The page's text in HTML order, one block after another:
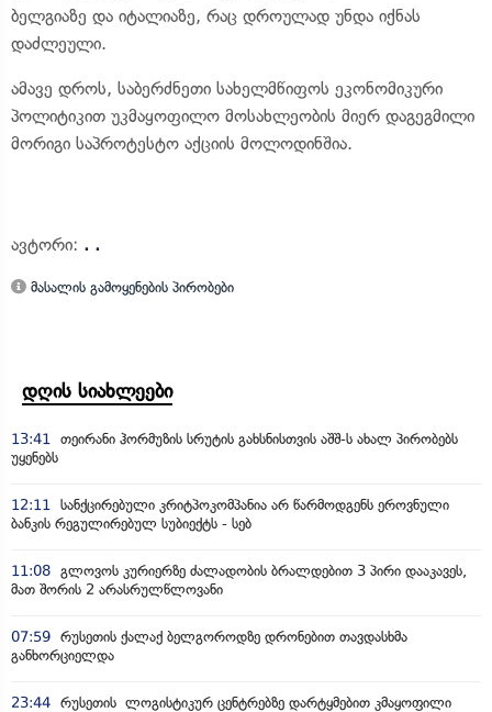
ბელგიაზე და იტალიაზე, რაც დროულად უნდა იქნას
დაძლეული.
ამავე დროს, საბერძნეთი სახელმწიფოს ეკონომიკური
პოლიტიკით უკმაყოფილო მოსახლეობის მიერ დაგეგმილი
მორიგი საპროტესტო აქციის მოლოდინშია.
ავტორი: . .
მასალის გამოყენების პირობები
დღის სიახლეები
13:41 თეირანი ჰორმუზის სრუტის გახსნისთვის აშშ-ს ახალ პირობებს
უყენებს
12:11 სანქცირებული კრიტპოკომპანია არ წარმოდგენს ეროვნული
ბანკის რეგულირებულ სუბიექტს - სებ
11:08 გლოვოს კურიერზე ძალადობის ბრალდებით 3 პირი დააკავეს,
მათ შორის 2 არასრულწლოვანი
07:59 რუსეთის ქალაქ ბელგოროდზე დრონებით თავდასხმა
განხორციელდა
23:44 რუსეთის ლოგისტიკურ ცენტრებზე დარტყმებით კმაყოფილი